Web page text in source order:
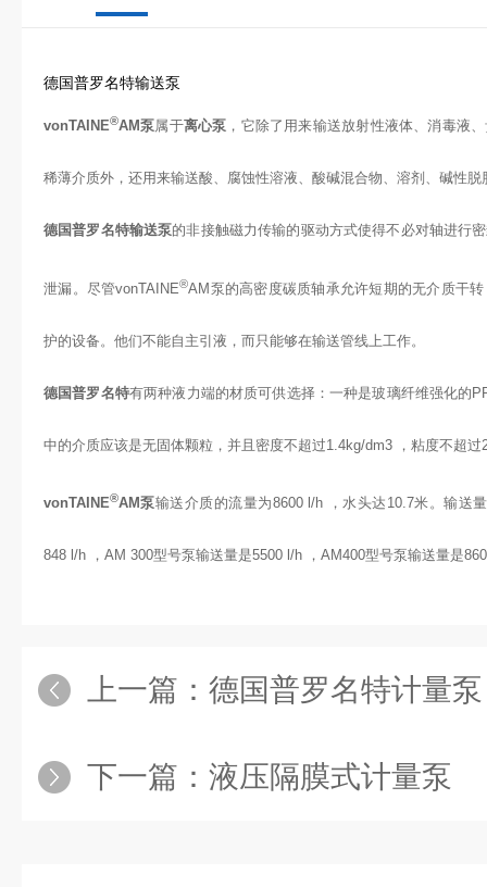
德国普罗名特输送泵
vonTAINE®AM泵属于离心泵 ，它除了用来输送放射性液体、消毒液
稀薄介质外，还用来输送酸、腐蚀性溶液、酸碱混合物、溶剂、碱性
德国普罗名特输送泵的非接触磁力传输的驱动方式使得不必对轴进行
泄漏。尽管vonTAINE®AM泵的高密度碳质轴承允许短期的无介质干
护的设备。他们不能自主引液，而只能够在输送管线上工作。
德国普罗名特有两种液力端的材质可供选择：一种是玻璃纤维强化的
中的介质应该是无固体颗粒，并且密度不超过1.4kg/dm3 ，粘度不超过
vonTAINE®AM泵输送介质的流量为8600 l/h ，水头达10.7米。输送
848 l/h ，AM 300型号泵输送量是5500 l/h ，AM400型号泵输送量是
上一篇： 德国普罗名特计量泵
下一篇： 液压隔膜式计量泵